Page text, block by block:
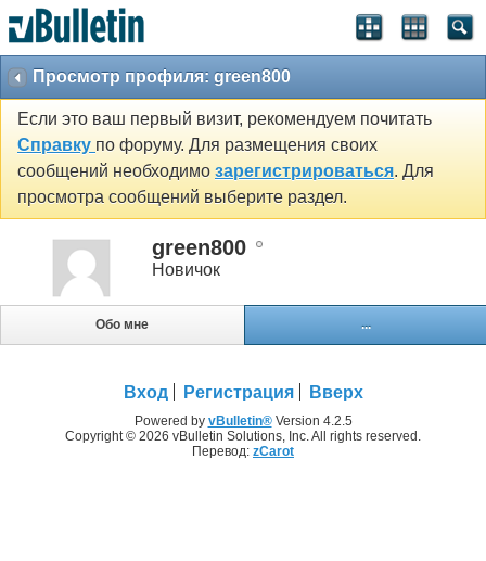
Просмотр профиля: green800
Если это ваш первый визит, рекомендуем почитать
Справку по форуму. Для размещения своих
сообщений необходимо зарегистрироваться. Для
просмотра сообщений выберите раздел.
green800
Новичок
Обо мне ...
Вход Регистрация Вверх
Powered by vBulletin®Version 4.2.5
Copyright © 2026 vBulletin Solutions, Inc. All rights reserved.
Перевод: zCarot